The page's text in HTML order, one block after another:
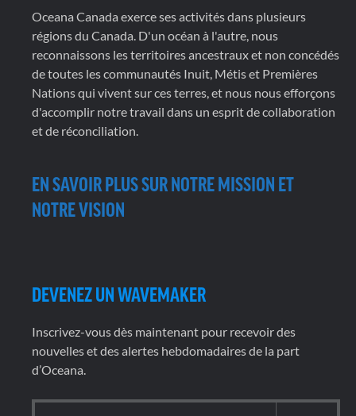
Oceana Canada exerce ses activités dans plusieurs
régions du Canada. D'un océan à l'autre, nous
reconnaissons les territoires ancestraux et non concédés
de toutes les communautés Inuit, Métis et Premières
Nations qui vivent sur ces terres, et nous nous efforçons
d'accomplir notre travail dans un esprit de collaboration
et de réconciliation.
EN SAVOIR PLUS SUR NOTRE MISSION ET
NOTRE VISION
DEVENEZ UN WAVEMAKER
Inscrivez-vous dès maintenant pour recevoir des
nouvelles et des alertes hebdomadaires de la part
d’Oceana.